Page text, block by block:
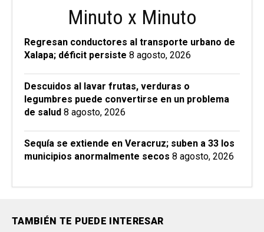
Minuto x Minuto
Regresan conductores al transporte urbano de
Xalapa; déficit persiste 8 agosto, 2026
Descuidos al lavar frutas, verduras o
legumbres puede convertirse en un problema
de salud 8 agosto, 2026
Sequía se extiende en Veracruz; suben a 33 los
municipios anormalmente secos 8 agosto, 2026
TAMBIÉN TE PUEDE INTERESAR